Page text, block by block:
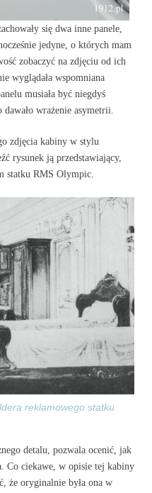
się dwa inne panele,
jedyne, o których mam
zobaczyć na zdjęciu od ich
wyglądała wspomniana
musiała być niegdyś
dawało wrażenie asymetrii.
zdjęcia kabiny w stylu
rysunek ją przedstawiający,
statku RMS Olympic.
reklamowego statku
detalu, pozwala ocenić, jak
Co ciekawe, w opisie tej kabiny
że oryginalnie była ona w